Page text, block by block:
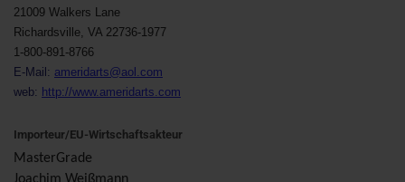
21009 Walkers Lane
Richardsville, VA 22736-1977
1-800-891-8766
E-Mail: ameridarts@aol.com
web: http://www.ameridarts.com
Importeur/EU-Wirtschaftsakteur
MasterGrade